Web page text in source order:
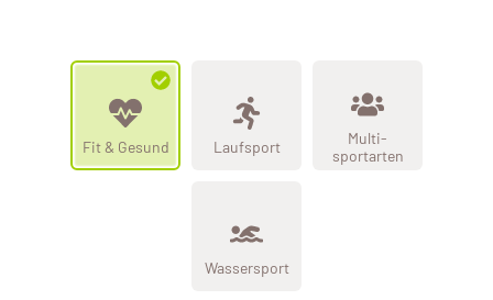
Fit & Gesund Laufsport
Multi-
sportarten
Wassersport